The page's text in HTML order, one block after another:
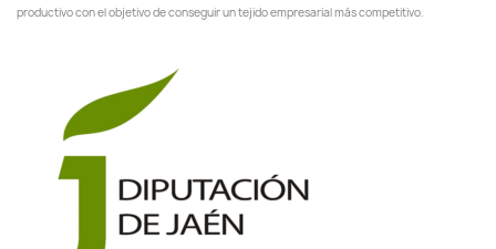
productivo con el objetivo de conseguir un tejido empresarial más competitivo.